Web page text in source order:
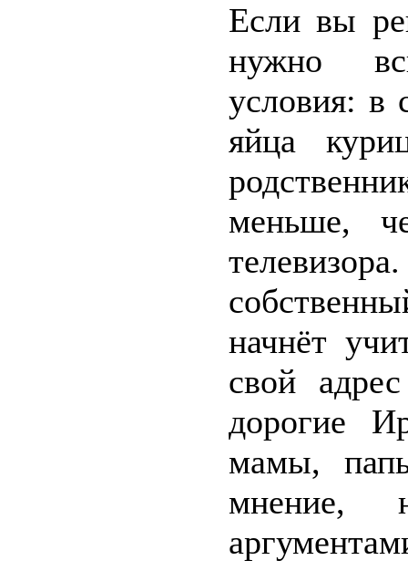
Если вы
нужно
условия: в
яйца
меньше,
начнёт
свой
дорогие
мамы,
мнение,